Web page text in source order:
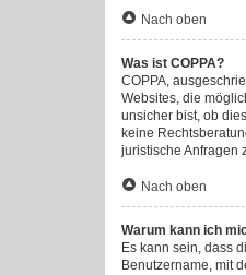
Nach oben
Was ist COPPA?
COPPA,
Websites, die
unsicher bist, ob
keine
juristische Anfragen
Nach oben
Warum kann ich
Es kann sein, dass
Benutzername, mit